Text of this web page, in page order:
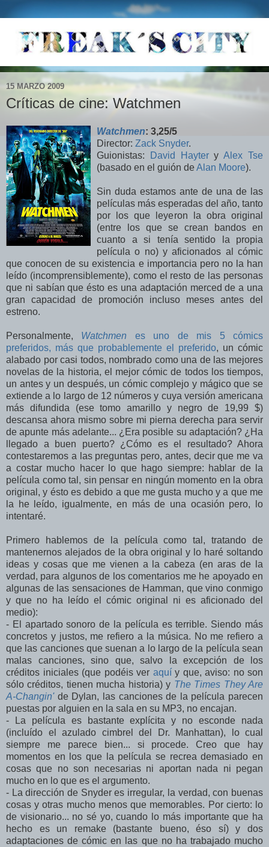
15 MARZO 2009
Críticas de cine: Watchmen
Watchmen: 3,25/5
Director: Zack Snyder.
Guionistas:
David HayteryAlex Tse
(basado en el guión deAlan Moore).
Sin duda estamos ante de una de las
películas más esperadas del año, tanto
por los que leyeron la obra original
(entre los que se crean bandos en
cuanto a si tenía sentido la propia
película o no) y aficionados al cómic
que conocen de su existencia e importancia pero no la han
leído (incomprensiblemente), como el resto de las personas
que ni sabían que ésto es una adaptación merced de a una
gran capacidad de promoción incluso meses antes del
estreno.
Personalmente, Watchmen es uno de mis 5 cómics
preferidos, más que probablemente el preferido, un cómic
alabado por casi todos, nombrado como una de las mejores
novelas de la historia, el mejor cómic de todos los tiempos,
un antes y un después, un cómic complejo y mágico que se
extiende a lo largo de 12 números y cuya versión americana
más difundida (ese tomo amarillo y negro de 19,99 $)
descansa ahora mismo sobre mi pierna derecha para servir
de apunte más adelante... ¿Era posible su adaptación? ¿Ha
llegado a buen puerto? ¿Cómo es el resultado? Ahora
contestaremos a las preguntas pero, antes, decir que me va
a costar mucho hacer lo que hago siempre: hablar de la
película como tal, sin pensar en ningún momento en la obra
original, y ésto es debido a que me gusta mucho y a que me
la he leído, igualmente, en más de una ocasión pero, lo
intentaré.
Primero hablemos de la película como tal, tratando de
mantenernos alejados de la obra original y lo haré soltando
ideas y cosas que me vienen a la cabeza (en aras de la
verdad, para algunos de los comentarios me he apoyado en
algunas de las sensaciones de Hamman, que vino conmigo
y que no ha leído el cómic original ni es aficionado del
medio):
- El apartado sonoro de la película es terrible. Siendo más
concretos y justos, me refiero a la música. No me refiero a
que las canciones que suenan a lo largo de la película sean
malas canciones, sino que, salvo la excepción de los
créditos iniciales (que podéis ver aquíy que, aviso: no son
sólo créditos, tienen mucha historia) y The Times They Are
A-Changin'de Dylan, las canciones de la película parecen
puestas por alguien en la sala en su MP3, no encajan.
- La película es bastante explícita y no esconde nada
(incluído el azulado cimbrel del Dr. Manhattan), lo cual
siempre me parece bien... si procede. Creo que hay
momentos en los que la película se recrea demasiado en
cosas que no son necesarias ni aportan nada ni pegan
mucho en lo que es el argumento.
- La dirección de Snyder es irregular, la verdad, con buenas
cosas y otras mucho menos que memorables. Por cierto: lo
de visionario... no sé yo, cuando lo más importante que ha
hecho es un remake (bastante bueno, éso sí) y dos
adaptaciones de cómic en las que no ha trabajado mucho